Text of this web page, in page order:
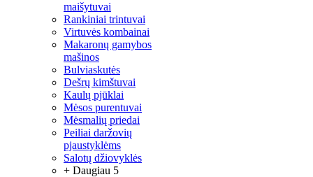
maišytuvai
Rankiniai trintuvai
Virtuvės kombainai
Makaronų gamybos
mašinos
Bulviaskutės
Dešrų kimštuvai
Kaulų pjūklai
Mėsos purentuvai
Mėsmalių priedai
Peiliai daržovių
pjaustyklėms
Salotų džiovyklės
+ Daugiau 5